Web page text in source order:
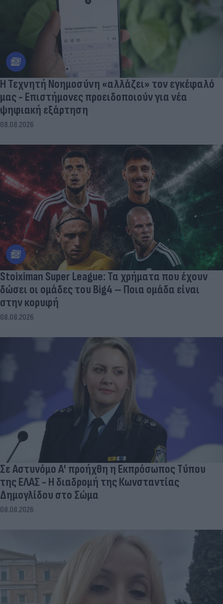
Η Τεχνητή Νοημοσύνη «αλλάζει» τον εγκέφαλό
μας - Eπιστήμονες προειδοποιούν για νέα
ψηφιακή εξάρτηση
08.08.2026
Stoiximan Super League: Τα χρήματα που έχουν
δώσει οι ομάδες του Big4 – Ποια ομάδα είναι
στην κορυφή
08.08.2026
Σε Αστυνόμο Α' προήχθη η Εκπρόσωπος Τύπου
της ΕΛΑΣ - Η διαδρομή της Κωνσταντίας
Δημογλίδου στο Σώμα
08.08.2026